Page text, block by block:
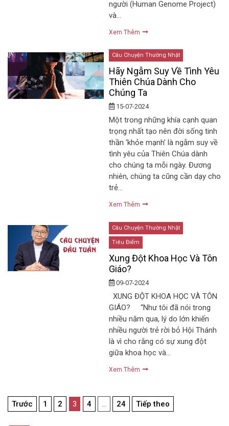
người (Human Genome Project)
và…
Xem Thêm
Câu Chuyện Thường Nhật
Hãy Ngẫm Suy Về Tình Yêu
Thiên Chúa Dành Cho
Chúng Ta
15-07-2024
Một trong những khía cạnh quan
trọng nhất tạo nên đời sống tinh
thần ‘khỏe mạnh’ là ngẫm suy về
tình yêu của Thiên Chúa dành
cho chúng ta mỗi ngày. Đương
nhiên, chúng ta cũng cần dạy cho
trẻ…
Xem Thêm
Câu Chuyện Thường Nhật
Tiêu Điểm
Xung Đột Khoa Học Và Tôn
Giáo?
09-07-2024
XUNG ĐỘT KHOA HỌC VÀ TÔN
GIÁO? “Như tôi đã nói trong
nhiều năm qua, lý do lớn khiến
nhiều người trẻ rời bỏ Hội Thánh
là vì cho rằng có sự xung đột
giữa khoa học và…
Xem Thêm
Điều
hướng
Trước 1 2 3 4 … 24 Tiếp theo